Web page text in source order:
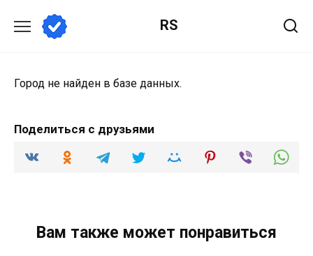
содержанию
RS
Город не найден в базе данных.
Поделиться с друзьями
Вам также может понравиться